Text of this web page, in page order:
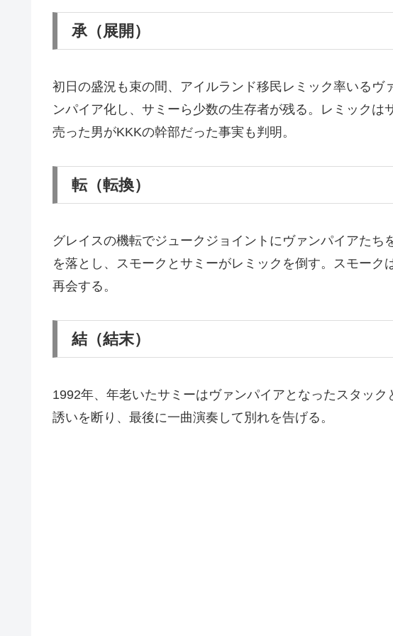
承（展開）
初日の盛況も束の間、アイルランド移民レミック率いるヴ
ンパイア化し、サミーら少数の生存者が残る。レミックは
売った男がKKKの幹部だった事実も判明。
転（転換）
グレイスの機転でジュークジョイントにヴァンパイアたち
を落とし、スモークとサミーがレミックを倒す。スモーク
再会する。
結（結末）
1992年、年老いたサミーはヴァンパイアとなったスタッ
誘いを断り、最後に一曲演奏して別れを告げる。